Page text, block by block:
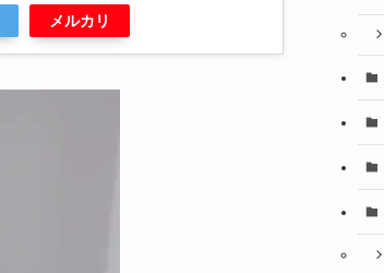
メルカリ